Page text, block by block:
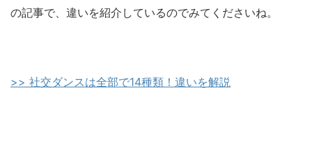
の記事で、違いを紹介しているのでみてくださいね。
>> 社交ダンスは全部で14種類！違いを解説